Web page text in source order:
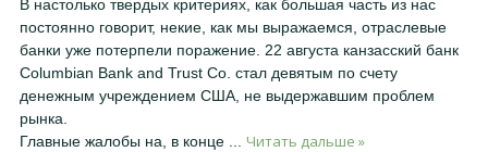
В настолько твердых критериях, как большая часть из нас
постоянно говорит, некие, как мы выражаемся, отраслевые
банки уже потерпели поражение. 22 августа канзасский банк
Columbian Bank and Trust Co. стал девятым по счету
денежным учреждением США, не выдержавшим проблем
рынка.
Главные жалобы на, в конце
Читать дальше »